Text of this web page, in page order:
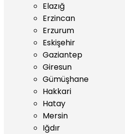
Elazığ
Erzincan
Erzurum
Eskişehir
Gaziantep
Giresun
Gümüşhane
Hakkari
Hatay
Mersin
Iğdır